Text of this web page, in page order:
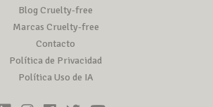
Blog Cruelty-free
Marcas Cruelty-free
Contacto
Política de Privacidad
Política Uso de IA